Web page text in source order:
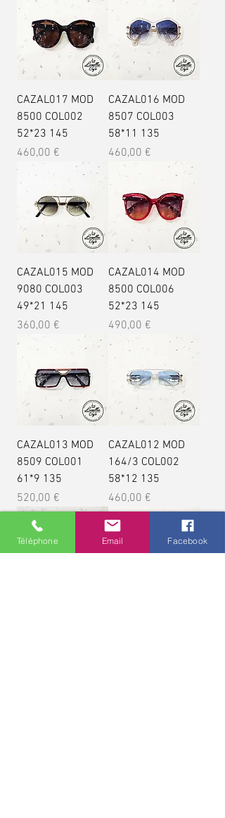
CAZAL017 MOD
8500 COL002
52*23 145
Prix
460,00 €
CAZAL016 MOD
8507 COL003
58*11 135
Prix
460,00 €
CAZAL015 MOD
9080 COL003
49*21 145
Prix
360,00 €
CAZAL014 MOD
8500 COL006
52*23 145
Prix
490,00 €
CAZAL013 MOD
8509 COL001
61*9 135
Prix
520,00 €
CAZAL012 MOD
164/3 COL002
58*12 135
Prix
460,00 €
Téléphone Email Facebook